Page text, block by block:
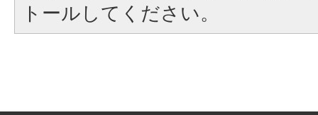
トールしてください。